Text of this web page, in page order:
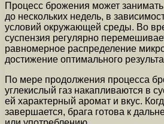
Процесс брожения может занимать
до нескольких недель, в
условий окружающей среды. Во
суспензия регулярно
равномерное распределение
достижение оптимального
По мере продолжения процесса
углекислый газ накапливаются в
ей характерный аромат и вкус.
завершается, брага готова к